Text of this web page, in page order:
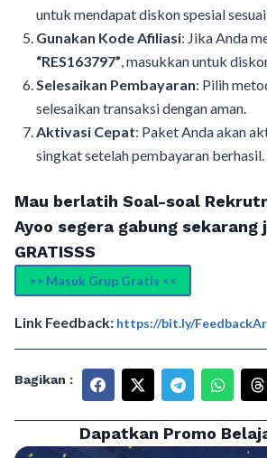
untuk mendapat diskon spesial
Gunakan Kode Afiliasi: Jika Anda
“RES163797”, masukkan untuk
Selesaikan Pembayaran: Pilih
selesaikan transaksi dengan aman.
Aktivasi Cepat: Paket Anda akan
singkat setelah pembayaran berhasil.
Mau berlatih Soal-soal
Ayoo segera gabung sekarang
GRATISSS
>> Masuk Grup Gratis <<
Link Feedback: https://bit.ly/
Bagikan :
Dapatkan Promo